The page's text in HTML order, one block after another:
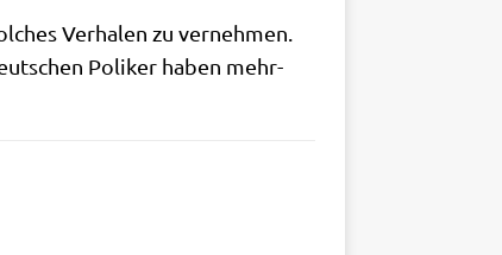
Verha­len zu ver­neh­men.
Poli­ker haben mehr­